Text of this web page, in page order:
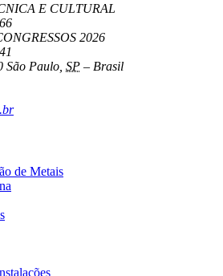
E CULTURAL
2026
São Paulo SP – Brasil
de Metais